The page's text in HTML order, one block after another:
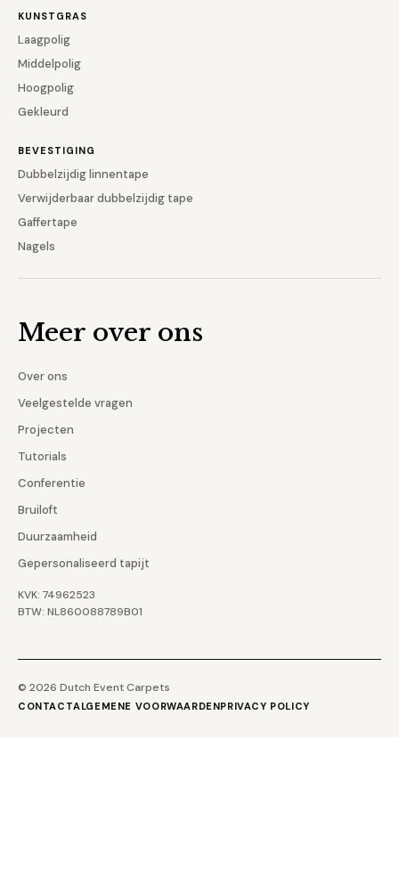
KUNSTGRAS
Laagpolig
Middelpolig
Hoogpolig
Gekleurd
BEVESTIGING
Dubbelzijdig linnentape
Verwijderbaar dubbelzijdig tape
Gaffertape
Nagels
Meer over ons
Over ons
Veelgestelde vragen
Projecten
Tutorials
Conferentie
Bruiloft
Duurzaamheid
Gepersonaliseerd tapijt
KVK: 74962523
BTW: NL860088789B01
© 2026 Dutch Event Carpets
CONTACTALGEMENE VOORWAARDENPRIVACY POLICY